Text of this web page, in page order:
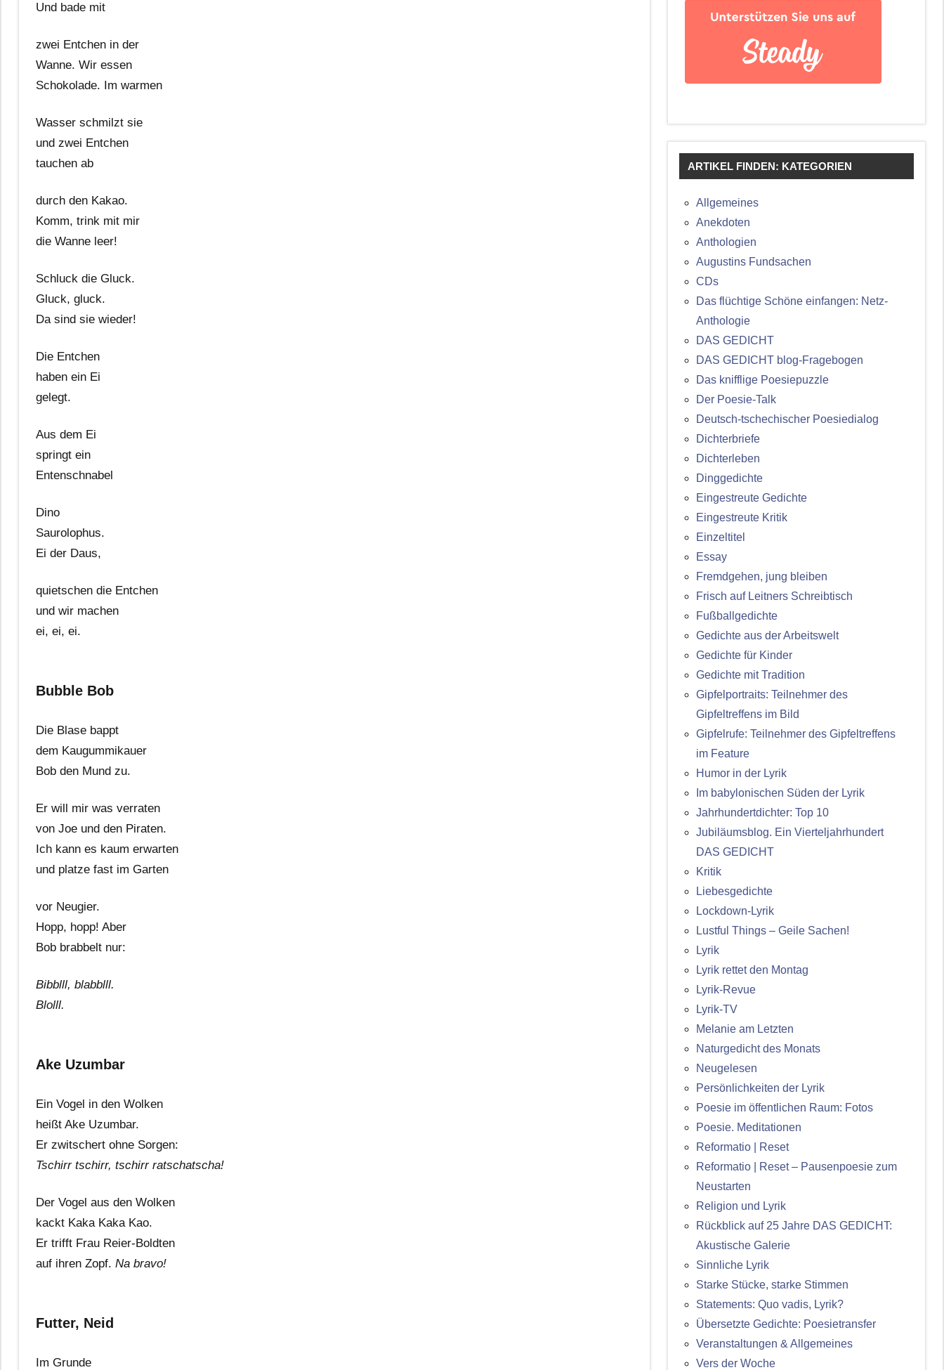
Und bade mit
zwei Entchen in der
Wanne. Wir essen
Schokolade. Im warmen
Wasser schmilzt sie
und zwei Entchen
tauchen ab
durch den Kakao.
Komm, trink mit mir
die Wanne leer!
Schluck die Gluck.
Gluck, gluck.
Da sind sie wieder!
Die Entchen
haben ein Ei
gelegt.
Aus dem Ei
springt ein
Entenschnabel
Dino
Saurolophus.
Ei der Daus,
quietschen die Entchen
und wir machen
ei, ei, ei.
Bubble Bob
Die Blase bappt
dem Kaugummikauer
Bob den Mund zu.
Er will mir was verraten
von Joe und den Piraten.
Ich kann es kaum erwarten
und platze fast im Garten
vor Neugier.
Hopp, hopp! Aber
Bob brabbelt nur:
Bibblll, blabblll.
Blolll.
Ake Uzumbar
Ein Vogel in den Wolken
heißt Ake Uzumbar.
Er zwitschert ohne Sorgen:
Tschirr tschirr, tschirr ratschatscha!
Der Vogel aus den Wolken
kackt Kaka Kaka Kao.
Er trifft Frau Reier-Boldten
auf ihren Zopf. Na bravo!
Futter, Neid
Im Grunde
ARTIKEL FINDEN: KATEGORIEN
Allgemeines
Anekdoten
Anthologien
Augustins Fundsachen
CDs
Das flüchtige Schöne einfangen: Netz-
Anthologie
DAS GEDICHT
DAS GEDICHT blog-Fragebogen
Das knifflige Poesiepuzzle
Der Poesie-Talk
Deutsch-tschechischer Poesiedialog
Dichterbriefe
Dichterleben
Dinggedichte
Eingestreute Gedichte
Eingestreute Kritik
Einzeltitel
Essay
Fremdgehen, jung bleiben
Frisch auf Leitners Schreibtisch
Fußballgedichte
Gedichte aus der Arbeitswelt
Gedichte für Kinder
Gedichte mit Tradition
Gipfelportraits: Teilnehmer des
Gipfeltreffens im Bild
Gipfelrufe: Teilnehmer des Gipfeltreffens
im Feature
Humor in der Lyrik
Im babylonischen Süden der Lyrik
Jahrhundertdichter: Top 10
Jubiläumsblog. Ein Vierteljahrhundert
DAS GEDICHT
Kritik
Liebesgedichte
Lockdown-Lyrik
Lustful Things – Geile Sachen!
Lyrik
Lyrik rettet den Montag
Lyrik-Revue
Lyrik-TV
Melanie am Letzten
Naturgedicht des Monats
Neugelesen
Persönlichkeiten der Lyrik
Poesie im öffentlichen Raum: Fotos
Poesie. Meditationen
Reformatio | Reset
Reformatio | Reset – Pausenpoesie zum
Neustarten
Religion und Lyrik
Rückblick auf 25 Jahre DAS GEDICHT:
Akustische Galerie
Sinnliche Lyrik
Starke Stücke, starke Stimmen
Statements: Quo vadis, Lyrik?
Übersetzte Gedichte: Poesietransfer
Veranstaltungen & Allgemeines
Vers der Woche